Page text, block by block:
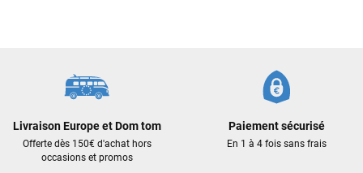
Livraison Europe et Dom tom
Offerte dès 150€ d'achat hors
occasions et promos
Paiement sécurisé
En 1 à 4 fois sans frais